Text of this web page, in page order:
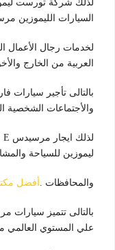
لذلك شركة تورست
السيارات الليموزين
لخدمات رجال الأعمال
العربية من الخارج
بالتالى تأجير سيارات
والأجتماعات الشخصية
ليموزين للسياحة
والمحافظات . أفضل
بالتالى تتميز سيارات
علي المستوي العالمي